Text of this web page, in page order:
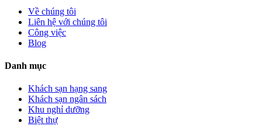
Về chúng tôi
Liên hệ với chúng tôi
Công việc
Blog
Danh mục
Khách sạn hạng sang
Khách sạn ngân sách
Khu nghỉ dưỡng
Biệt thự